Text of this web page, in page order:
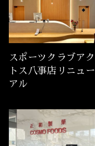
スポーツクラブアク
トス八事店リニュー
アル